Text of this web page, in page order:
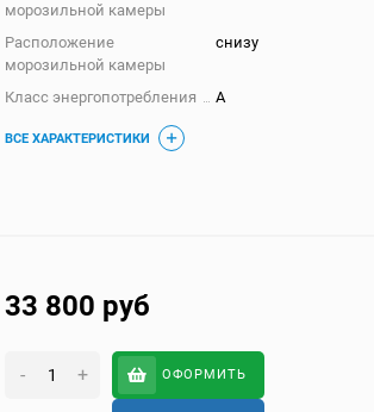
морозильной камеры
Расположение
морозильной камеры
снизу
Класс энергопотребления A
ВСЕ ХАРАКТЕРИСТИКИ
33 800 руб
- + ОФОРМИТЬ